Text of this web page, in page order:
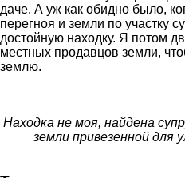
даче. А уж как обидно было,
перегноя и земли по участку
достойную находку. Я потом
местных продавцов земли,
землю.
Находка не моя, найдена
земли привезенной для